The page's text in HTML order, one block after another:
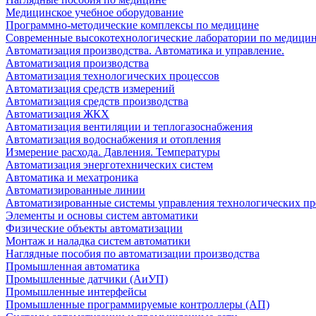
Медицинское учебное оборудование
Программно-методические комплексы по медицине
Современные высокотехнологические лаборатории по
Автоматизация производства. Автоматика и управление.
Автоматизация производства
Автоматизация технологических процессов
Автоматизация средств измерений
Автоматизация средств производства
Автоматизация ЖКХ
Автоматизация вентиляции и теплогазоснабжения
Автоматизация водоснабжения и отопления
Измерение расхода. Давления. Температуры
Автоматизация энерготехнических систем
Автоматика и мехатроника
Автоматизированные линии
Автоматизированные системы управления технологических
Элементы и основы систем автоматики
Физические объекты автоматизации
Монтаж и наладка систем автоматики
Наглядные пособия по автоматизации производства
Промышленная автоматика
Промышленные датчики (АиУП)
Промышленные интерфейсы
Промышленные программируемые контроллеры (АП)